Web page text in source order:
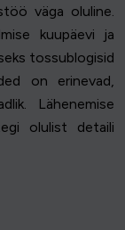
väga oluline.
kuupäevi ja
tossublogisid
on erinevad,
Lähenemise
olulist detaili